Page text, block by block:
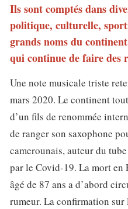
Ils sont comptés dans
politique, culturelle,
grands noms du
qui continue de faire des
Une note musicale triste
mars 2020. Le continent
d’un fils de renommée
de ranger son saxophone
camerounais, auteur du
par le Covid-19. La mort en
âgé de 87 ans a d’abord
rumeur. La confirmation